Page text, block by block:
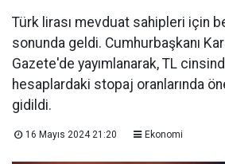
Türk lirası mevduat sahipleri için
sonunda geldi. Cumhurbaşkanı
Gazete'de yayımlanarak, TL
hesaplardaki stopaj oranlarında
gidildi.
16 Mayıs 2024 21:20 Ekonomi